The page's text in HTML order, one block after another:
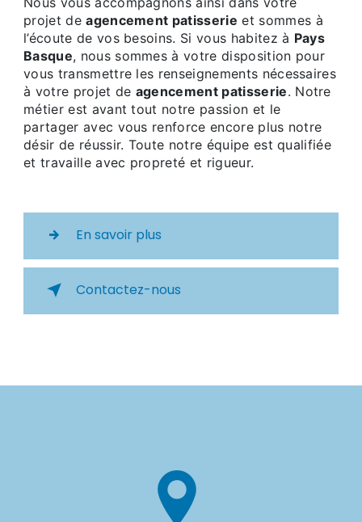
projet deagencement patisserie et sommes à
l’écoute de vos besoins. Si vous habitez à Pays
Basque, nous sommes à votre disposition pour
vous transmettre les renseignements nécessaires
à votre projet de agencement patisserie. Notre
métier est avant tout notre passion et le
partager avec vous renforce encore plus notre
désir de réussir. Toute notre équipe est qualifiée
et travaille avec propreté et rigueur.
En savoir plus
Contactez-nous